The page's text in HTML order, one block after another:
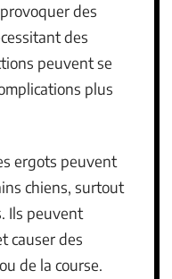
des
des
peuvent se
plus
ergots peuvent
chiens, surtout
Ils peuvent
causer des
de la course.